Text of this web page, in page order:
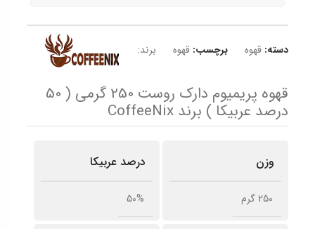
دسته: قهوه برچسب: قهوه برند:
قهوه پریمیوم دارک روست 250 گرمی ( 50
درصد عربیکا ) برند CoffeeNix
وزن
250 گرم
درصد عربیکا
50%